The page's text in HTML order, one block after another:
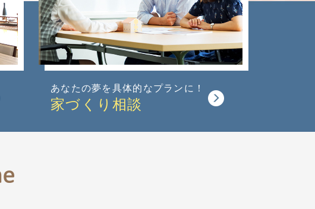
あなたの夢を 具体的なプランに！
家づくり相談